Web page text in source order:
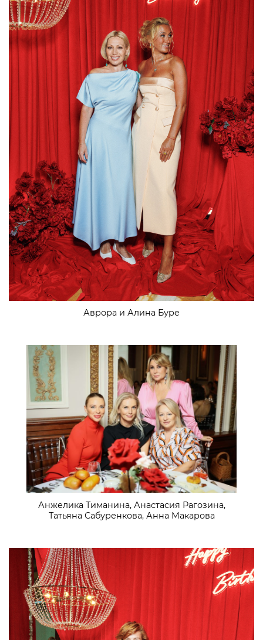
Аврора и Алина Буре
Анжелика Тиманина, Анастасия Рагозина,
Татьяна Сабуренкова, Анна Макарова